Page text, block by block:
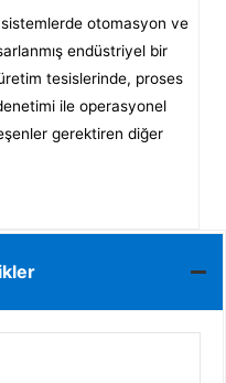
otomasyon ve
endüstriyel bir
tesislerinde, proses
ile operasyonel
gerektiren diğer